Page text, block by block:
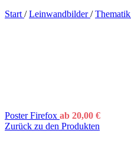
Start / Leinwandbilder/ Thematik
Poster Firefox ab 20,00 €
Zurück zu den Produkten